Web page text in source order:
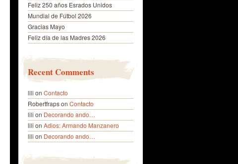
Feliz 250 años Esrados Unidos
Mundial de Fútbol 2026
Gracias Mayo
Feliz día de las Madres 2026
Recent Comments
lili on Contacto
Robertfrapson Contacto
lili on Decorando ando…
lili on Adios: Armando Manzanero
lili on Decorando ando…